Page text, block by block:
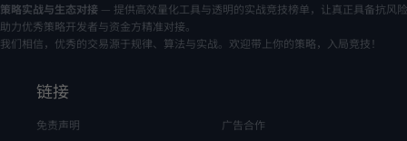
策略实战与生态对接 — 提供高效量化工具与透明的实战竞技榜单，让真正具备抗风
助力优秀策略开发者与资金方精准对接。
我们相信，优秀的交易源于规律、算法与实战。欢迎带上你的策略，入局竞技！
链接
免责声明
广告合作